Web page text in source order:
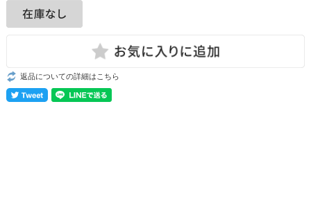
返品についての詳細はこちら